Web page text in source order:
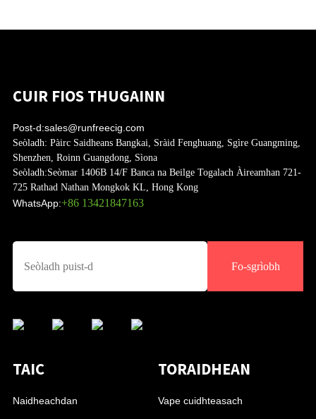
CUIR FIOS THUGAINN
Post-d:sales@runfreecig.com
Seòladh: Pàirc Saidheans Bangkai, Sràid Fenghuang, Sgìre Guangming,
Shenzhen, Roinn Guangdong, Sìona
Seòladh:Seòmar 1406B 14/F Banca na Beilge Togalach Àireamhan 721-
725 Rathad Nathan Mongkok KL, Hong Kong
WhatsApp:+86 13421847163
Fo-sgrìobh
TAIC
Naidheachdan
TORAIDHEAN
Vape cuidhteasach